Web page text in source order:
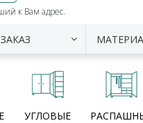
к Вам адрес.
УГЛОВЫЕ